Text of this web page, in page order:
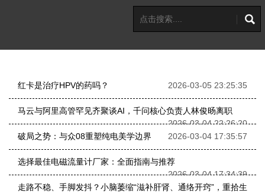
红卡是治疗HPV的药吗？ 2026-03-05 23:25:35
马云与阿里高管罕见齐聚谈AI，千问核心负责人林俊旸离职
2026-03-04 22:26:20
破局之势：与众08重塑纯电美学边界
2026-03-04 17:35:57
选择最佳电磁流量计厂家：全面指南与推荐
2026-03-04 17:34:39
走路不稳、手脚发抖？小脑萎缩“滋补肝肾、通络开窍”，重拾生